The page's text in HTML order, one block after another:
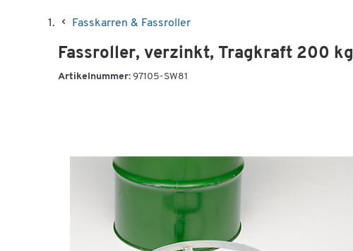
Fasskarren & Fassroller
Fassroller, verzinkt, Tragkraft 200 kg
Artikelnummer: 97105-SW81